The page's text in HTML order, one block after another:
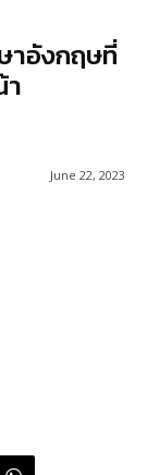
าอังกฤษที่
June 22, 2023